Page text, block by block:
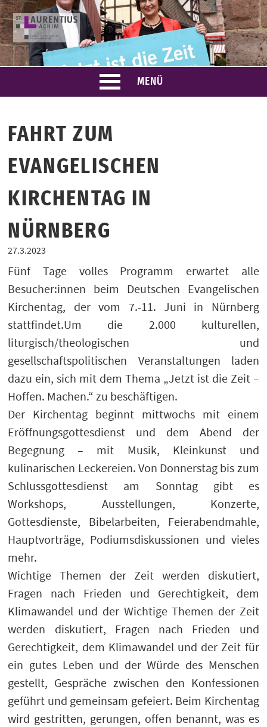
Skip
to
content
MENÜ
FAHRT ZUM
EVANGELISCHEN
KIRCHENTAG IN
NÜRNBERG
27.3.2023
Fünf Tage volles Programm erwartet alle
Besucher:innen beim Deutschen Evangelischen
Kirchentag, der vom 7.-11. Juni in Nürnberg
stattfindet.Um die 2.000 kulturellen,
liturgisch/theologischen und
gesellschaftspolitischen Veranstaltungen laden
dazu ein, sich mit dem Thema „Jetzt ist die Zeit –
Hoffen. Machen.“ zu beschäftigen.
Der Kirchentag beginnt mittwochs mit einem
Eröffnungsgottesdienst und dem Abend der
Begegnung – mit Musik, Kleinkunst und
kulinarischen Leckereien. Von Donnerstag bis zum
Schlussgottesdienst am Sonntag gibt es
Workshops, Ausstellungen, Konzerte,
Gottesdienste, Bibelarbeiten, Feierabendmahle,
Hauptvorträge, Podiumsdiskussionen und vieles
mehr.
Wichtige Themen der Zeit werden diskutiert,
Fragen nach Frieden und Gerechtigkeit, dem
Klimawandel und der Wichtige Themen der Zeit
werden diskutiert, Fragen nach Frieden und
Gerechtigkeit, dem Klimawandel und der Zeit für
ein gutes Leben und der Würde des Menschen
gestellt, Gespräche zwischen den Konfessionen
geführt und gemeinsam gefeiert. Beim Kirchentag
wird gestritten, gerungen, offen benannt, was es